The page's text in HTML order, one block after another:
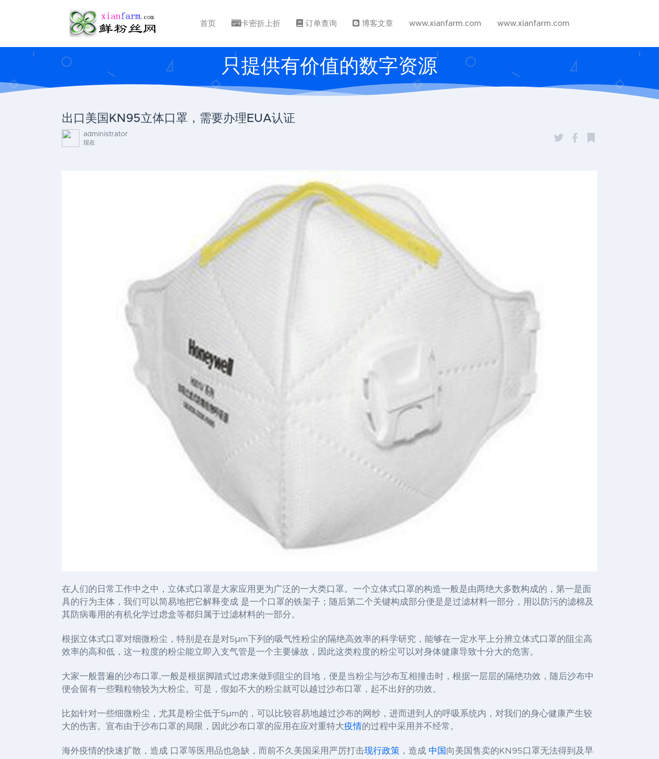
首页 卡密折上折 订单查询 博客文章 www.xianfarm.com www.xianfarm.com
只提供有价值的数字资源
出口美国KN95立体口罩，需要办理EUA认证
administrator
现在
在人们的日常工作中之中， 立体式口罩是大家应用 更为广泛 的一大类口罩。一个立体式口罩的构造一般是由两绝大多数构成的，第一是面
具的行为主体 ， 我们可以简易地把它解释变成 是一个口罩的铁架子 ； 随后第二个关键构成部分便是是过滤材料一部分，用以防污的滤棉及
其防病毒用的有机化学过虑盒等都归属于过滤材料的一部分。
根据立体式口罩对细微粉尘，特别是在是对5μm下列的吸气性粉尘的隔绝高效率的科学研究，能够在一定水平上分辨立体式口罩的阻尘高
效率的高和低， 这一粒度的粉尘能立即入支气管是一个主要缘故，因此这类粒度的粉尘可以对身体健康导致十分大的危害。
大家一般普遍的沙布口罩,一般是根据脚踏式过虑来做到阻尘的目地 ，便是当粉尘与沙布互相撞击时， 根据一层层的隔绝功效，随后沙布中
便会留有一些颗粒物较为大粉尘。可是， 假如不大的粉尘就可以越过沙布口罩，起不出好的功效。
比如针对一些细微粉尘，尤其是粉尘低于5μm的 ， 可以比较容易地越过沙布的网纱， 进而进到 人的呼吸系统内，对我们的身心健康产生较
大的伤害。宣布由于沙布口罩的局限，因此沙布口罩的应用在应对重特大疫情的过程中采用并不经常。
海外疫情的快速扩散，造成 口罩等医用品也急缺，而前不久美国采用严厉打击现行政策 ，造成 中国 向美国售卖的 KN95 口罩无法得到及早